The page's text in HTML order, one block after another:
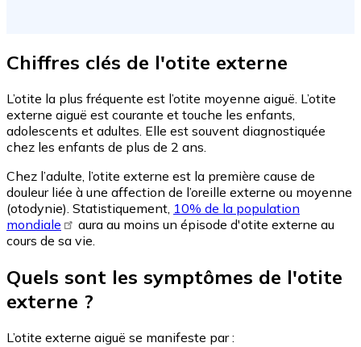
Chiffres clés de l'otite externe
L’otite la plus fréquente est l’otite moyenne aiguë. L’otite
externe aiguë est courante et touche les enfants,
adolescents et adultes. Elle est souvent diagnostiquée
chez les enfants de plus de 2 ans.
Chez l’adulte, l’otite externe est la première cause de
douleur liée à une affection de l’oreille externe ou moyenne
(otodynie). Statistiquement, 10% de la population
mondiale
aura au moins un épisode d'otite externe au
cours de sa vie.
Quels sont les symptômes de l'otite
externe ?
L’otite externe aiguë se manifeste par :